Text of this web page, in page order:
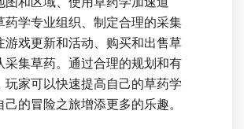
药学专业组织、制定合理的采集
游戏更新和活动、购买和出售草
采集草药。通过合理的规划和有
玩家可以快速提高自己的草药学
的冒险之旅增添更多的乐趣。